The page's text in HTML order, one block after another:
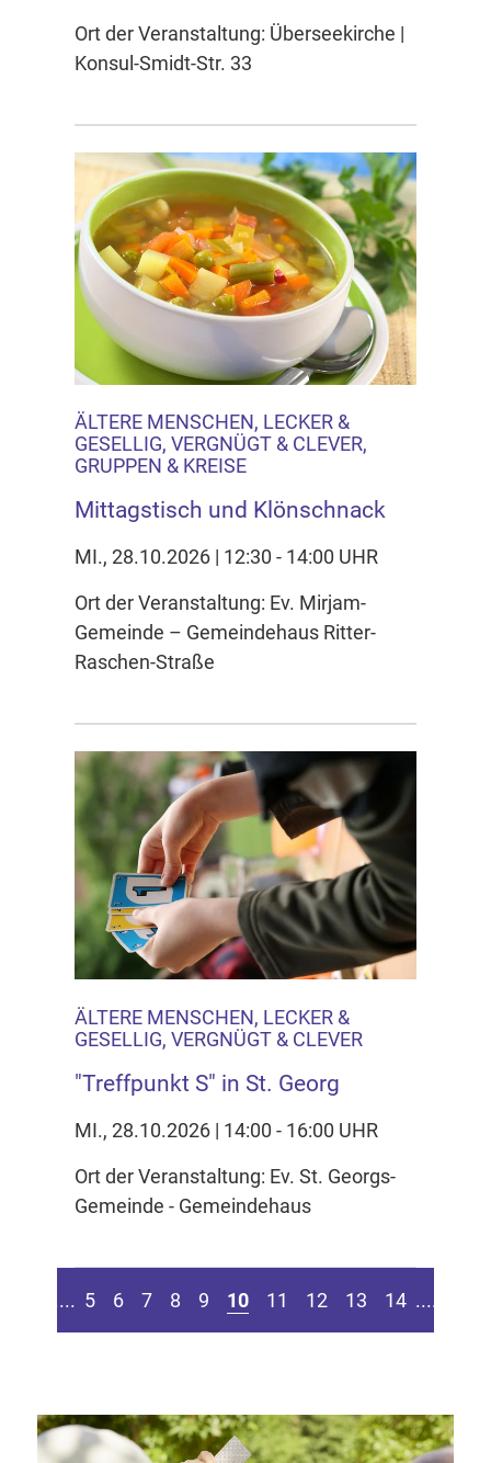
Ort der Veranstaltung: Überseekirche |
Konsul-Smidt-Str. 33
ÄLTERE MENSCHEN, LECKER &
GESELLIG, VERGNÜGT & CLEVER,
GRUPPEN & KREISE
Mittagstisch und Klönschnack
MI., 28.10.2026 | 12:30 - 14:00 UHR
Ort der Veranstaltung: Ev. Mirjam-
Gemeinde – Gemeindehaus Ritter-
Raschen-Straße
ÄLTERE MENSCHEN, LECKER &
GESELLIG, VERGNÜGT & CLEVER
"Treffpunkt S" in St. Georg
MI., 28.10.2026 | 14:00 - 16:00 UHR
Ort der Veranstaltung: Ev. St. Georgs-
Gemeinde - Gemeindehaus
Seite springen
Zur vorherigen Seite
.... 5 6 7 8 9 10 11 12 13 14 ....